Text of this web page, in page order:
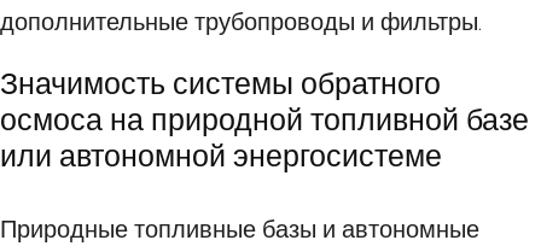
дополнительные трубопроводы и фильтры.
Значимость системы обратного
осмоса на природной топливной базе
или автономной энергосистеме
Природные топливные базы и автономные